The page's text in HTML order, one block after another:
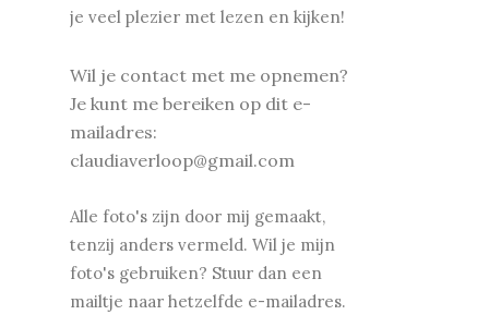
je veel plezier met lezen en kijken!
Wil je contact met me opnemen?
Je kunt me bereiken op dit e-
mailadres:
claudiaverloop@gmail.com
Alle foto's zijn door mij gemaakt,
tenzij anders vermeld. Wil je mijn
foto's gebruiken? Stuur dan een
mailtje naar hetzelfde e-mailadres.